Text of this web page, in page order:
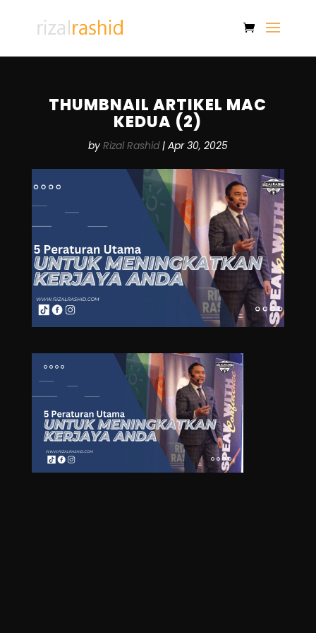
THUMBNAIL ARTIKEL MAC
KEDUA (2)
by Rizal Rashid| Apr 30, 2025